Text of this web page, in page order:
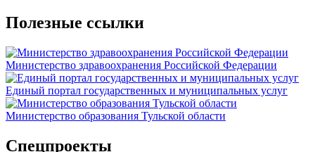
Полезные ссылки
Министерство здравоохранения Российской Федерации
Единый портал государственных и муниципальных услуг
Министерство образования Тульской области
Спецпроекты